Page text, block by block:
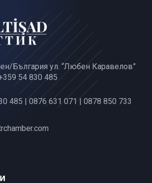
България ул. “Любен Каравелов”
54 830 485
485 | 0876 631 071 | 0878 850 733